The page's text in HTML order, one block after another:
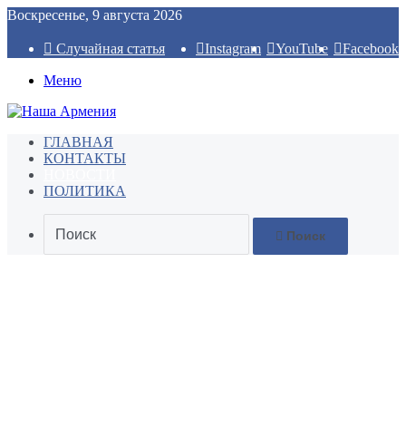
Воскресенье, 9 августа 2026
Facebook
YouTube
Instagram
Случайная статья
Меню
ГЛАВНАЯ
КОНТАКТЫ
ПОЛИТИКА
Поиск